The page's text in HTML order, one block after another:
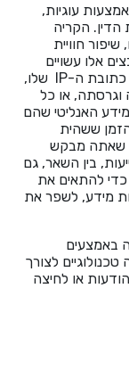
עוגיות,
הקריה
חוויית
אלו עשויים
לאסוף את נתוני הזיהוי של המכשיר שלך, את כתובת ה-IP שלו,
או כל
האנליטי שהם
ששהית
שאתה מבקש
בין השאר, גם
כדי להתאים את
מידע, לשפר את
באמצעים
לצורך
או לחיצה